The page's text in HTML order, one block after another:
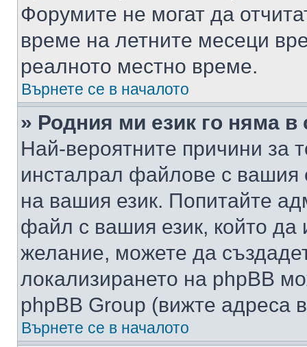
Форумите не могат да
време на летните месеци
реалното местно време.
Върнете се в началото
» Родния ми език го няма в
Най-вероятните причини за
инсталрал файлове с вашия
на вашия език. Попитайте
файл с вашия език, който да
желание, можете да
локализирането на phpBB
phpBB Group (вижте адреса
Върнете се в началото